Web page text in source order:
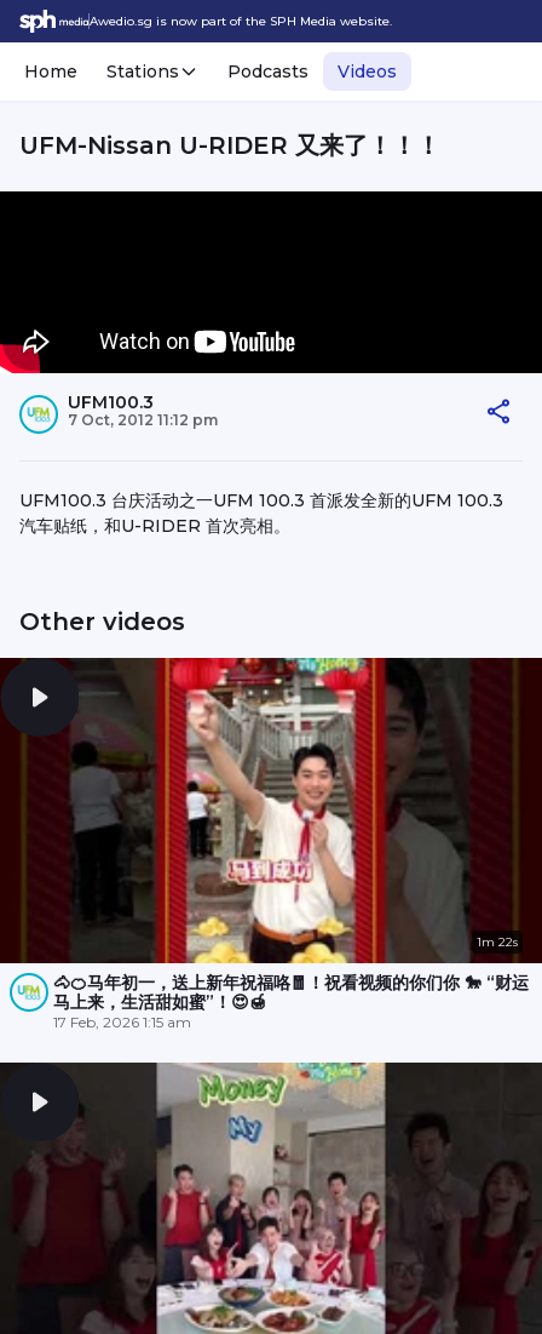
Awedio.sg is now part of the SPH Media website.
Home Stations Podcasts Videos
UFM-Nissan U-RIDER 又来了！！！
UFM100.3
7 Oct, 2012 11:12 pm
UFM100.3 台庆活动之一UFM 100.3 首派发全新的UFM 100.3
汽车贴纸，和U-RIDER 首次亮相。
Other videos
1m 22s
🐴🍊马年初一，送上新年祝福咯🧧！祝看视频的你们你 🐎 “财运
马上来，生活甜如蜜”！😍🍯
17 Feb, 2026 1:15 am